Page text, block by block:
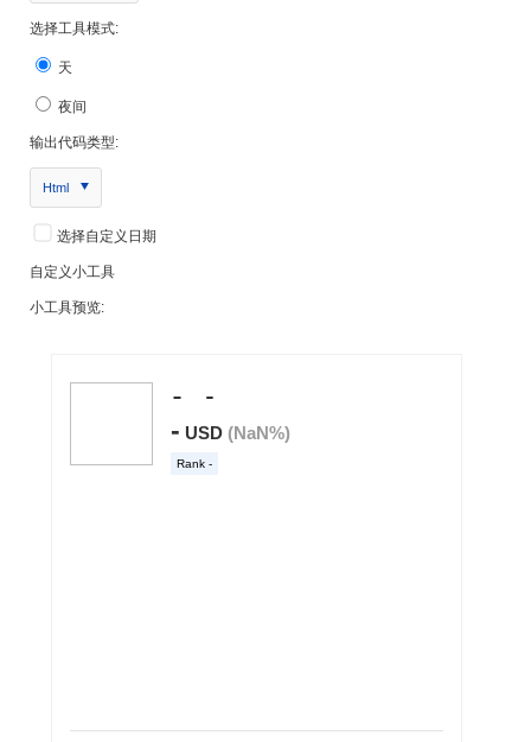
选择工具模式:
天
夜间
输出代码类型:
Html
选择自定义日期
自定义小工具
小工具预览: